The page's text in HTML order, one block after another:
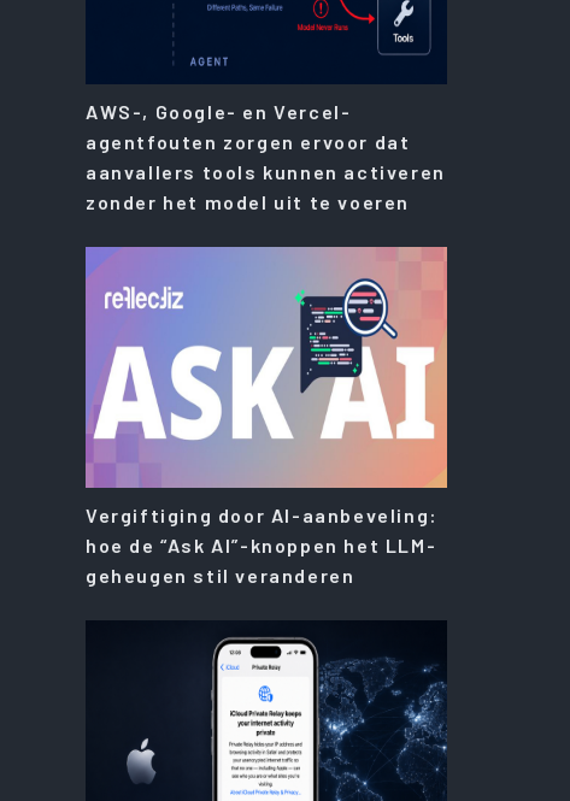
AWS-, Google- en Vercel-
agentfouten zorgen ervoor dat
aanvallers tools kunnen activeren
zonder het model uit te voeren
Vergiftiging door AI-aanbeveling:
hoe de “Ask AI”-knoppen het LLM-
geheugen stil veranderen